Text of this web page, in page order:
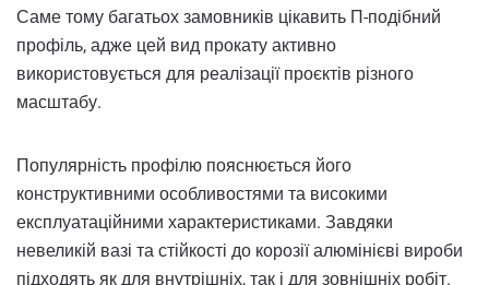
Саме тому багатьох замовників цікавить П-подібний
профіль, адже цей вид прокату активно
використовується для реалізації проєктів різного
масштабу.
Популярність профілю пояснюється його
конструктивними особливостями та високими
експлуатаційними характеристиками. Завдяки
невеликій вазі та стійкості до корозії алюмінієві вироби
підходять як для внутрішніх, так і для зовнішніх робіт.